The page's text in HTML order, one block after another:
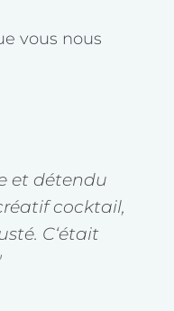
vous nous
et détendu
cocktail,
C‘était